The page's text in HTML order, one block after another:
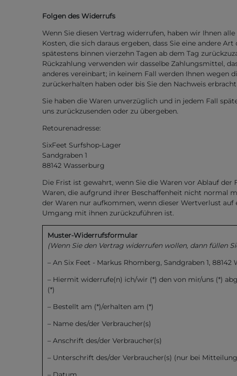
Folgen des Widerrufs
Wenn Sie diesen Vertrag widerrufen, haben wir Ihnen
Kosten, die sich daraus ergeben, dass Sie eine andere
spätestens binnen vierzehn Tagen ab dem Tag
Rückzahlung verwenden wir dasselbe Zahlungsmittel,
anderes vereinbart; in keinem Fall werden Ihnen wegen
zurückerhalten haben oder bis Sie den Nachweis
Sie haben die Waren unverzüglich und in jedem Fall
uns zurückzusenden oder zu übergeben.
Retourenadresse:
SixFeet Surfshop-Lager
Sandgraben 1
88142 Wasserburg
Die Frist ist gewahrt, wenn Sie die Waren vor Ablauf
Waren, die aufgrund ihrer Beschaffenheit nicht normal
der Waren nur aufkommen, wenn dieser Wertverlust
Umgang mit ihnen zurückzuführen ist.
Muster-Widerrufsformular
(Wenn Sie den Vertrag widerrufen wollen, dann füllen
– An Six Feet - Markus Rhomberg, Sandgraben 1,
– Hiermit widerrufe(n) ich/wir (*) den von mir/uns (*)
(*)
– Bestellt am (*)/erhalten am (*)
– Name des/der Verbraucher(s)
– Anschrift des/der Verbraucher(s)
– Unterschrift des/der Verbraucher(s) (nur bei